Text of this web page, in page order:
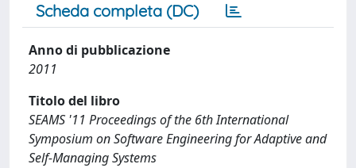
Scheda completa (DC)
Anno di pubblicazione
2011
Titolo del libro
SEAMS '11 Proceedings of the 6th International
Symposium on Software Engineering for Adaptive and
Self-Managing Systems